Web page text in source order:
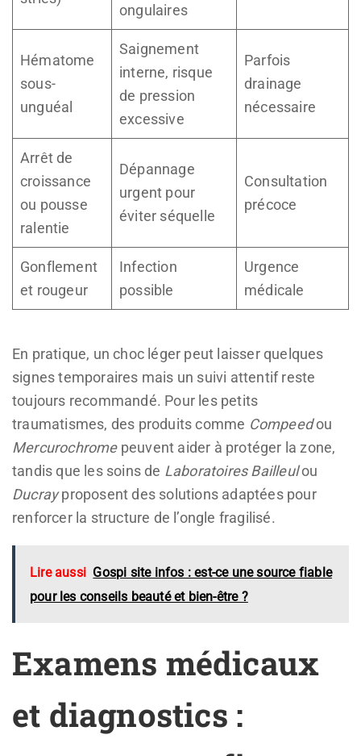
ongulaires
Hématome
sous-
unguéal
Saignement
interne, risque
de pression
excessive
Parfois
drainage
nécessaire
Arrêt de
croissance
ou pousse
ralentie
Dépannage
urgent pour
éviter séquelle
Consultation
précoce
Gonflement
et rougeur
Infection
possible
Urgence
médicale
En pratique, un choc léger peut laisser quelques
signes temporaires mais un suivi attentif reste
toujours recommandé. Pour les petits
traumatismes, des produits comme Compeedou
Mercurochromepeuvent aider à protéger la zone,
tandis que les soins de Laboratoires Bailleulou
Ducrayproposent des solutions adaptées pour
renforcer la structure de l’ongle fragilisé.
Lire aussi Gospi site infos : est-ce une source fiable
pour les conseils beauté et bien-être ?
Examens médicaux
et diagnostics :